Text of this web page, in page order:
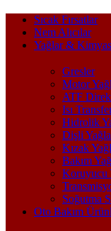
Sıcak Fırsatlar
Nem Alıcılar
Yağlar &
Gresler
Motor
ATF
Isı
Hidrolik
Dişli
Kızak
Bakım
Koruyucu
Soğutma
Oto Bakım